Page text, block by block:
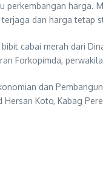
harga.
dan harga tetap
cabai merah dari
Forkopimda,
dan
Koto, Kabag